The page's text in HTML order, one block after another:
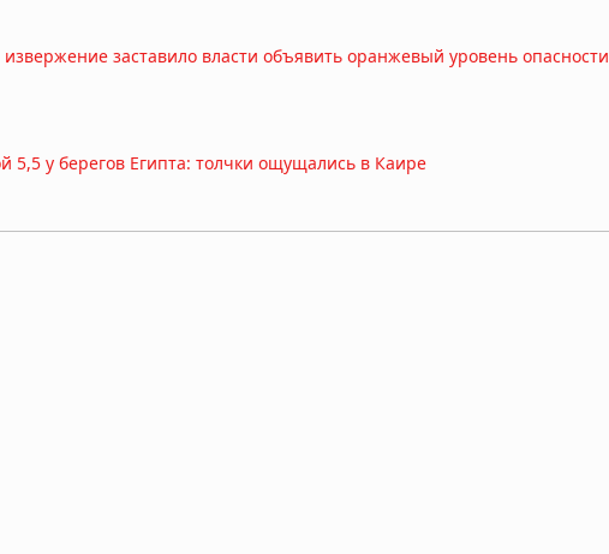
извержение заставило власти объявить оранжевый уровень опасности
5,5 у берегов Египта: толчки ощущались в Каире